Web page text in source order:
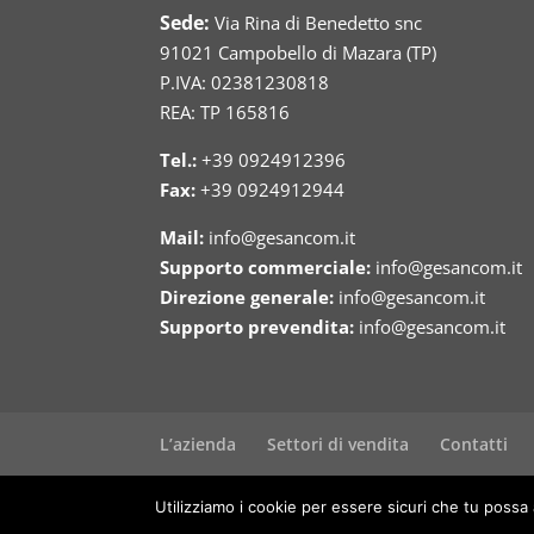
Sede: Via Rina di Benedetto snc
91021 Campobello di Mazara (TP)
P.IVA: 02381230818
REA: TP 165816
Tel.:+39 0924912396
Fax:+39 0924912944
Mail: info@gesancom.it
Supporto commerciale: info@gesancom.it
Direzione generale: info@gesancom.it
Supporto prevendita: info@gesancom.it
L’azienda Settori di vendita Contatti
Sviluppato da Flavio Leone - Web & Photo
Utilizziamo i cookie per essere sicuri che tu